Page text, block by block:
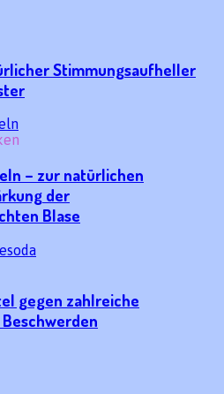
Stimmungsaufheller
– zur natürlichen
der
Blase
gegen zahlreiche